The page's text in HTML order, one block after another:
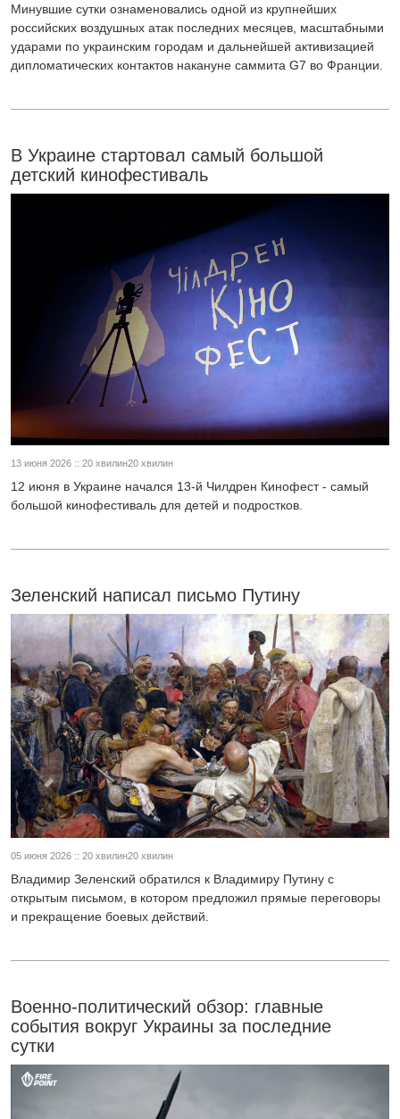
Минувшие сутки ознаменовались одной из крупнейших
российских воздушных атак последних месяцев, масштабными
ударами по украинским городам и дальнейшей активизацией
дипломатических контактов накануне саммита G7 во Франции.
В Украине стартовал самый большой
детский кинофестиваль
13 июня 2026 :: 20 хвилин20 хвилин
12 июня в Украине начался 13-й Чилдрен Кинофест - самый
большой кинофестиваль для детей и подростков.
Зеленский написал письмо Путину
05 июня 2026 :: 20 хвилин20 хвилин
Владимир Зеленский обратился к Владимиру Путину с
открытым письмом, в котором предложил прямые переговоры
и прекращение боевых действий.
Военно-политический обзор: главные
события вокруг Украины за последние
сутки